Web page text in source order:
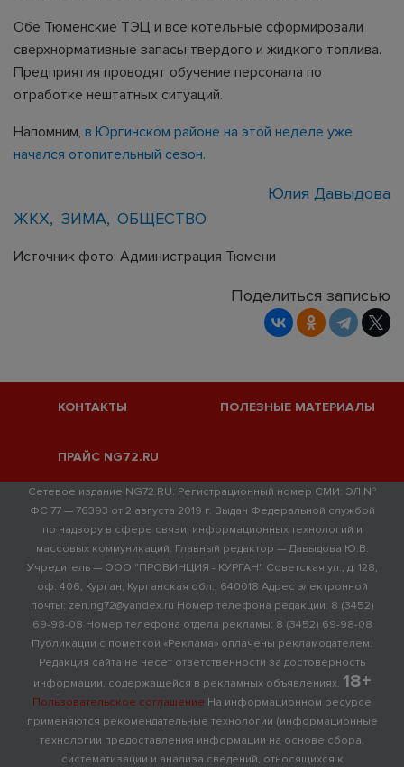
Обе Тюменские ТЭЦ и все котельные сформировали
сверхнормативные запасы твердого и жидкого топлива.
Предприятия проводят обучение персонала по
отработке нештатных ситуаций.
Напомним, в Юргинском районе на этой неделе уже
начался отопительный сезон.
Юлия Давыдова
ЖКХ
ЗИМА ОБЩЕСТВО
Источник фото: Администрация Тюмени
Поделиться записью
КОНТАКТЫ ПОЛЕЗНЫЕ МАТЕРИАЛЫ
ПРАЙС NG72.RU
Сетевое издание NG72.RU. Регистрационный номер СМИ: ЭЛ №
ФС 77 — 76393 от 2 августа 2019 г. Выдан Федеральной службой
по надзору в сфере связи, информационных технологий и
массовых коммуникаций. Главный редактор — Давыдова Ю.В.
Учредитель — ООО "ПРОВИНЦИЯ - КУРГАН" Советская ул., д. 128,
оф. 406, Курган, Курганская обл., 640018 Адрес электронной
почты: zen.ng72@yandex.ru Номер телефона редакции: 8 (3452)
69-98-08 Номер телефона отдела рекламы: 8 (3452) 69-98-08
Публикации с пометкой «Реклама» оплачены рекламодателем.
Редакция сайта не несет ответственности за достоверность
информации, содержащейся в рекламных объявлениях. 18+
Пользовательское соглашение На информационном ресурсе
применяются рекомендательные технологии (информационные
технологии предоставления информации на основе сбора,
систематизации и анализа сведений, относящихся к